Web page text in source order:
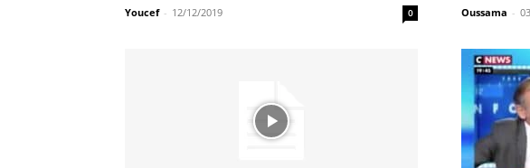
Youcef - 12/12/2019 0 Oussama -